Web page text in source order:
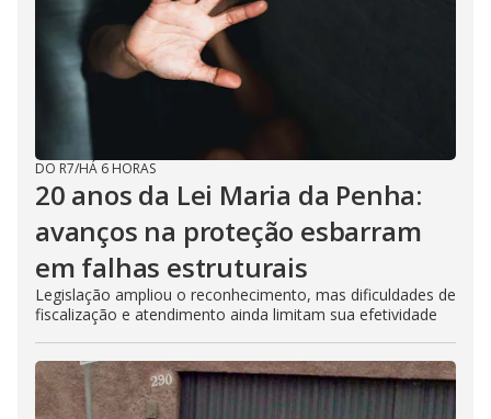
DO R7/HÁ 6 HORAS
20 anos da Lei Maria da Penha:
avanços na proteção esbarram
em falhas estruturais
Legislação ampliou o reconhecimento, mas dificuldades de
fiscalização e atendimento ainda limitam sua efetividade